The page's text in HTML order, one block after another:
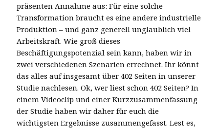
präsenten Annahme aus: Für eine solche
Transformation braucht es eine andere industrielle
Produktion – und ganz generell unglaublich viel
Arbeitskraft. Wie groß dieses
Beschäftigungspotenzial sein kann, haben wir in
zwei verschiedenen Szenarien errechnet. Ihr könnt
das alles auf insgesamt über 402 Seiten in unserer
Studie nachlesen. Ok, wer liest schon 402 Seiten? In
einem Videoclip und einer Kurzzusammenfassung
der Studie haben wir daher für euch die
wichtigsten Ergebnisse zusammengefasst. Lest es,